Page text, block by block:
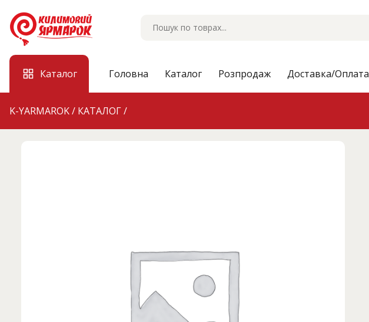
content
Каталог Головна Каталог Розпродаж Доставка/Оплата
K-YARMAROK/ КАТАЛОГ/